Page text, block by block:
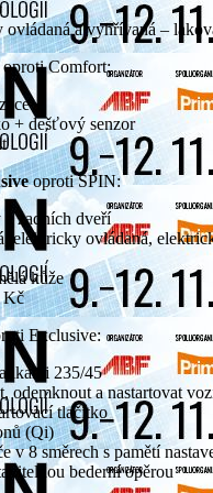
a vyhřívaná –
oproti Comfort:
+ dešťový senzor
oproti SPIN:
a zadních dveří
elektricky ovládaná,
kůže
Kč
Exclusive:
235/45
odemknout a nastartovat
tlačítko
(Qi)
v 8 směrech s pamětí
bederní opěrou